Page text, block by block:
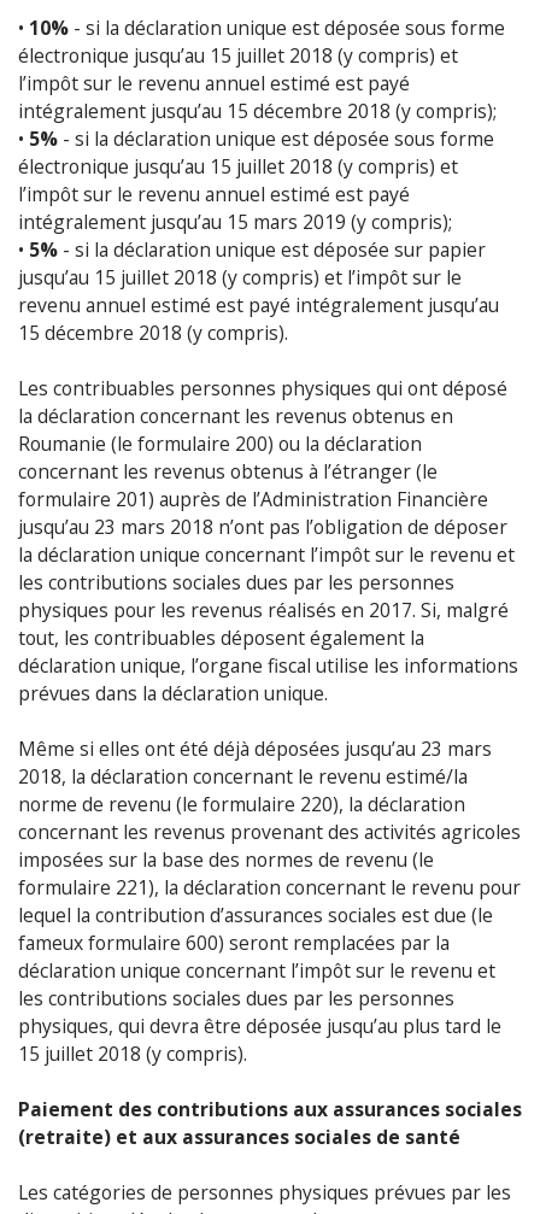
• 10% - si la déclaration unique est déposée sous forme
électronique jusqu’au 15 juillet 2018 (y compris) et
l’impôt sur le revenu annuel estimé est payé
intégralement jusqu’au 15 décembre 2018 (y compris);
• 5% - si la déclaration unique est déposée sous forme
électronique jusqu’au 15 juillet 2018 (y compris) et
l’impôt sur le revenu annuel estimé est payé
intégralement jusqu’au 15 mars 2019 (y compris);
• 5% - si la déclaration unique est déposée sur papier
jusqu’au 15 juillet 2018 (y compris) et l’impôt sur le
revenu annuel estimé est payé intégralement jusqu’au
15 décembre 2018 (y compris).
Les contribuables personnes physiques qui ont déposé
la déclaration concernant les revenus obtenus en
Roumanie (le formulaire 200) ou la déclaration
concernant les revenus obtenus à l’étranger (le
formulaire 201) auprès de l’Administration Financière
jusqu’au 23 mars 2018 n’ont pas l’obligation de déposer
la déclaration unique concernant l’impôt sur le revenu et
les contributions sociales dues par les personnes
physiques pour les revenus réalisés en 2017. Si, malgré
tout, les contribuables déposent également la
déclaration unique, l’organe fiscal utilise les informations
prévues dans la déclaration unique.
Même si elles ont été déjà déposées jusqu’au 23 mars
2018, la déclaration concernant le revenu estimé/la
norme de revenu (le formulaire 220), la déclaration
concernant les revenus provenant des activités agricoles
imposées sur la base des normes de revenu (le
formulaire 221), la déclaration concernant le revenu pour
lequel la contribution d’assurances sociales est due (le
fameux formulaire 600) seront remplacées par la
déclaration unique concernant l’impôt sur le revenu et
les contributions sociales dues par les personnes
physiques, qui devra être déposée jusqu’au plus tard le
15 juillet 2018 (y compris).
Paiement des contributions aux assurances sociales
(retraite) et aux assurances sociales de santé
Les catégories de personnes physiques prévues par les